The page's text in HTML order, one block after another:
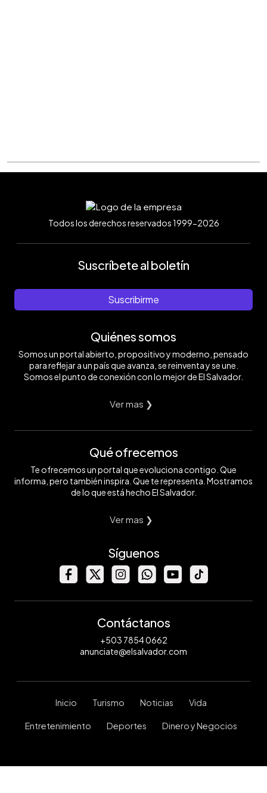
Todos los derechos reservados 1999-2026
Suscríbete al boletín
Suscribirme
Quiénes somos
Somos un portal abierto, propositivo y moderno, pensado
para reflejar a un país que avanza, se reinventa y se une.
Somos el punto de conexión con lo mejor de El Salvador.
Ver mas ❯
Qué ofrecemos
Te ofrecemos un portal que evoluciona contigo. Que
informa, pero también inspira. Que te representa. Mostramos
de lo que está hecho El Salvador.
Ver mas ❯
Síguenos
Contáctanos
+503 7854 0662
anunciate@elsalvador.com
Inicio Turismo Noticias Vida
Entretenimiento Deportes Dinero y Negocios